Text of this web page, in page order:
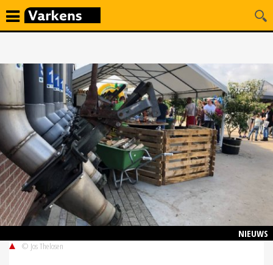
NIEUWS
© Jos Thelosen